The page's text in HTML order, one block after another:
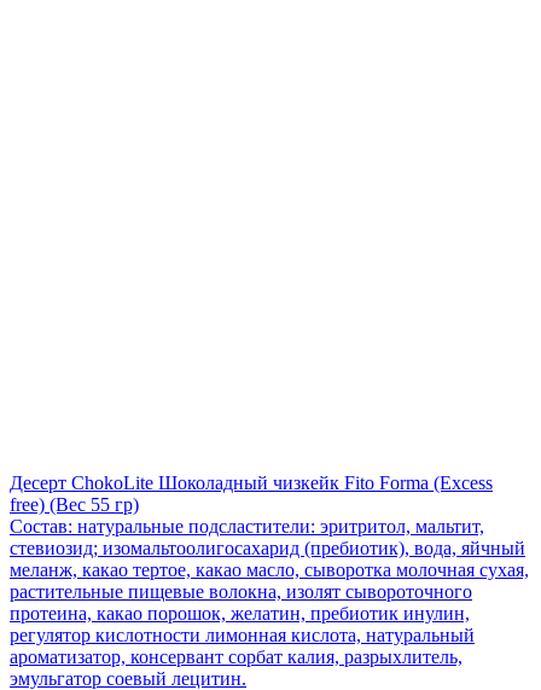
Десерт ChokoLite Шоколадный чизкейк Fito Forma (Excess
free) (Вес 55 гр)
Состав: натуральные подсластители: эритритол, мальтит,
стевиозид; изомальтоолигосахарид (пребиотик), вода, яйчный
меланж, какао тертое, какао масло, сыворотка молочная сухая,
растительные пищевые волокна, изолят сывороточного
протеина, какао порошок, желатин, пребиотик инулин,
регулятор кислотности лимонная кислота, натуральный
ароматизатор, консервант сорбат калия, разрыхлитель,
эмульгатор соевый лецитин.